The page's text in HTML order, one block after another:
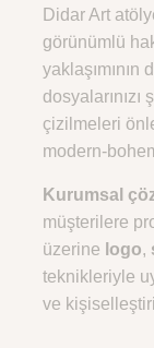
Didar Art
görünümlü
çizilmeleri
modern-
Kurumsal
müşterilere
üzerine logo,
teknikleriyle
ve